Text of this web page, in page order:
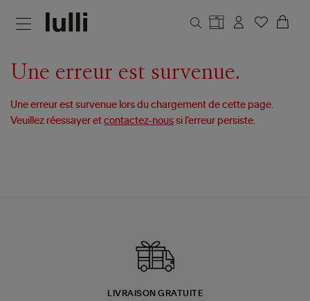
Une erreur est survenue.
Une erreur est survenue lors du chargement de cette page.
Veuillez réessayer etcontactez-nous si l’erreur persiste.
LIVRAISON GRATUITE